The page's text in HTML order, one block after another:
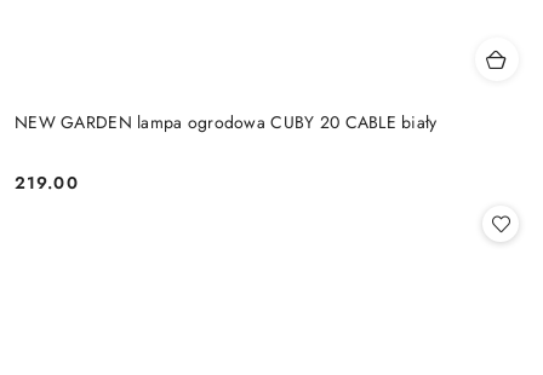
NEW GARDEN lampa ogrodowa CUBY 20 CABLE biały
Cena:
219.00